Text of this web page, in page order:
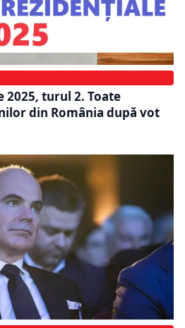
turul 2. Toate
din România după vot